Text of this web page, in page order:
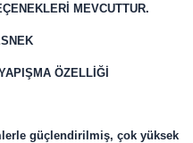
MEVCUTTUR.
ÖZELLİĞİ
güçlendirilmiş, çok yüksek